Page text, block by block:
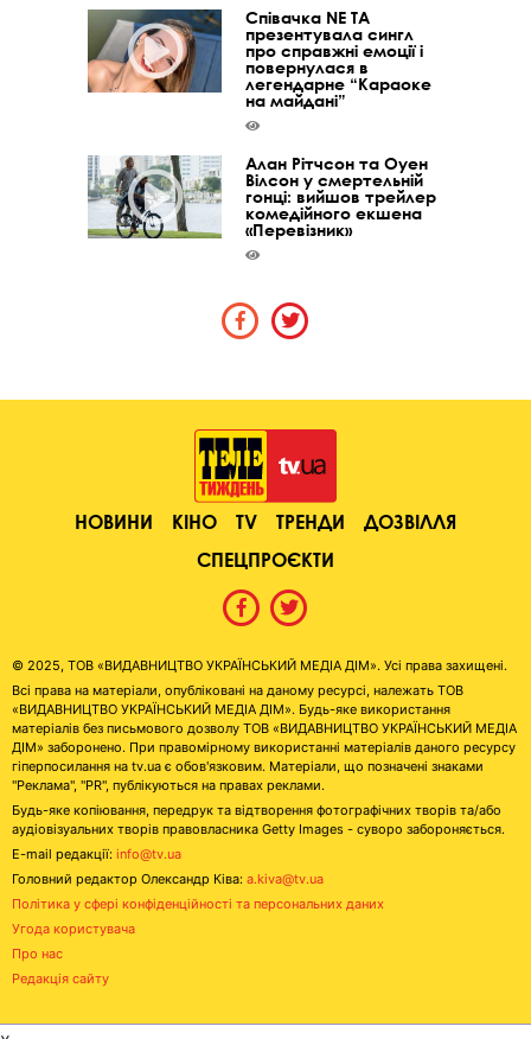
Співачка NE TA
презентувала сингл
про справжні емоції і
повернулася в
легендарне “Караоке
на майдані”
Алан Рітчсон та Оуен
Вілсон у смертельній
гонці: вийшов трейлер
комедійного екшена
«Перевізник»
НОВИНИ КІНО TV ТРЕНДИ
ДОЗВІЛЛЯ
СПЕЦПРОЄКТИ
© 2025, ТОВ «ВИДАВНИЦТВО УКРАЇНСЬКИЙ МЕДІА ДІМ». Усі права захищені.
Всі права на матеріали, опубліковані на даному ресурсі, належать ТОВ
«ВИДАВНИЦТВО УКРАЇНСЬКИЙ МЕДІА ДІМ». Будь-яке використання
матеріалів без письмового дозволу ТОВ «ВИДАВНИЦТВО УКРАЇНСЬКИЙ МЕДІА
ДІМ» заборонено. При правомірному використанні матеріалів даного ресурсу
гіперпосилання на tv.ua є обов'язковим. Матеріали, що позначені знаками
"Реклама", "PR", публікуються на правах реклами.
Будь-яке копіювання, передрук та відтворення фотографічних творів та/або
аудіовізуальних творів правовласника Getty Images - суворо забороняється.
E-mail редакції: info@tv.ua
Головний редактор Олександр Ківа: a.kiva@tv.ua
Політика у сфері конфіденційності та персональних даних
Угода користувача
Про нас
Редакція сайту